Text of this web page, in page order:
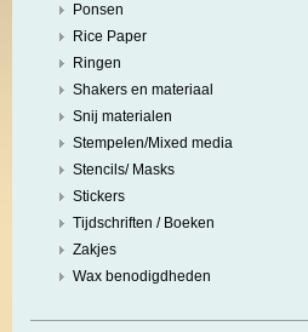
Ponsen
Rice Paper
Ringen
Shakers en materiaal
Snij materialen
Stempelen/Mixed media
Stencils/ Masks
Stickers
Tijdschriften / Boeken
Zakjes
Wax benodigdheden